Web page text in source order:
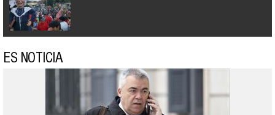
ES NOTICIA